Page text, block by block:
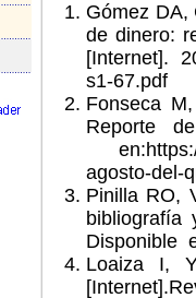
Gómez DA,
de dinero:
[Internet].
s1-67.pdf
Fonseca
Reporte
agosto-del-
Pinilla RO,
Disponible
Loaiza I,